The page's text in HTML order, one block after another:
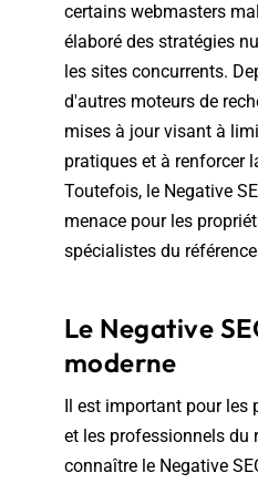
certains webmasters
élaboré des stratégies
les sites concurrents.
d'autres moteurs de
mises à jour visant à
pratiques et à renforcer
Toutefois, le Negative
menace pour les
spécialistes du
Le Negative
moderne
Il est important pour les
et les professionnels du
connaître le Negative